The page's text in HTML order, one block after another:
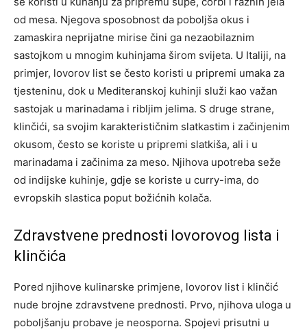
od mesa. Njegova sposobnost da poboljša okus i
zamaskira neprijatne mirise čini ga nezaobilaznim
sastojkom u mnogim kuhinjama širom svijeta. U Italiji, na
primjer, lovorov list se često koristi u pripremi umaka za
tjesteninu, dok u Mediteranskoj kuhinji služi kao važan
sastojak u marinadama i ribljim jelima. S druge strane,
klinčići, sa svojim karakterističnim slatkastim i začinjenim
okusom, često se koriste u pripremi slatkiša, ali i u
marinadama i začinima za meso. Njihova upotreba seže
od indijske kuhinje, gdje se koriste u curry-ima, do
evropskih slastica poput božićnih kolača.
Zdravstvene prednosti lovorovog lista i
klinčića
Pored njihove kulinarske primjene, lovorov list i klinčić
nude brojne zdravstvene prednosti. Prvo, njihova uloga u
poboljšanju probave je neosporna. Spojevi prisutni u